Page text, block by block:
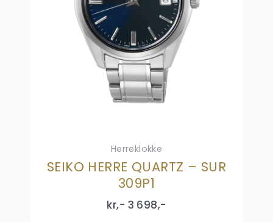
Herreklokke
SEIKO HERRE QUARTZ – SUR
309P1
kr,- 3 698,-